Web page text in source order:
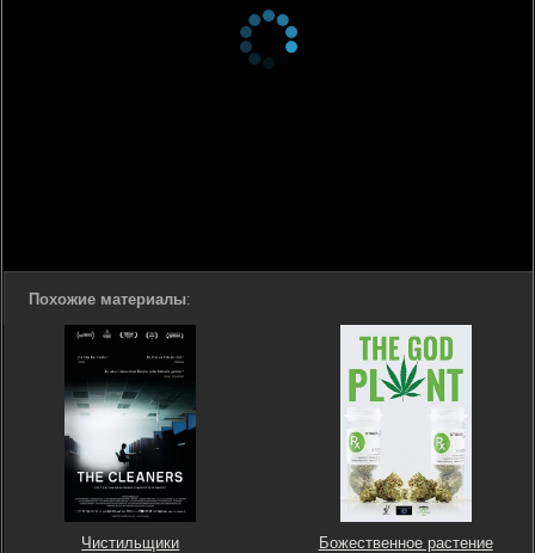
Похожие материалы:
Чистильщики Божественное растение